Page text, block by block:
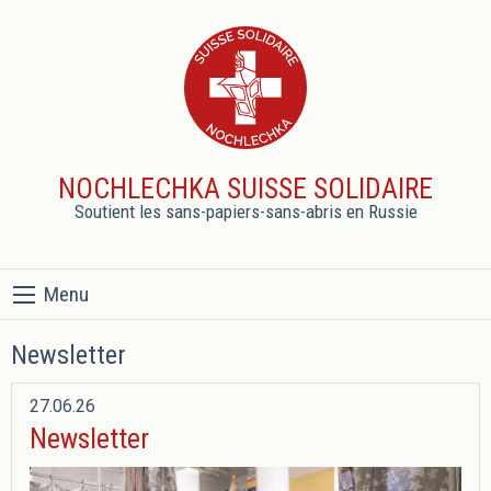
NOCHLECHKA SUISSE SOLIDAIRE
Soutient les sans-papiers-sans-abris en Russie
Menu
Newsletter
27.06.26
Newsletter